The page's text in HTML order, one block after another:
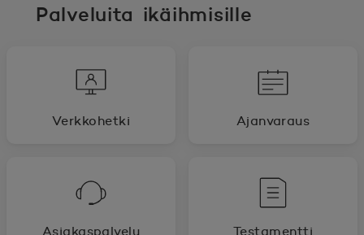
Palveluita ikäihmisille
Verkkohetki Ajanvaraus
Asiakaspalvelu Testamentti